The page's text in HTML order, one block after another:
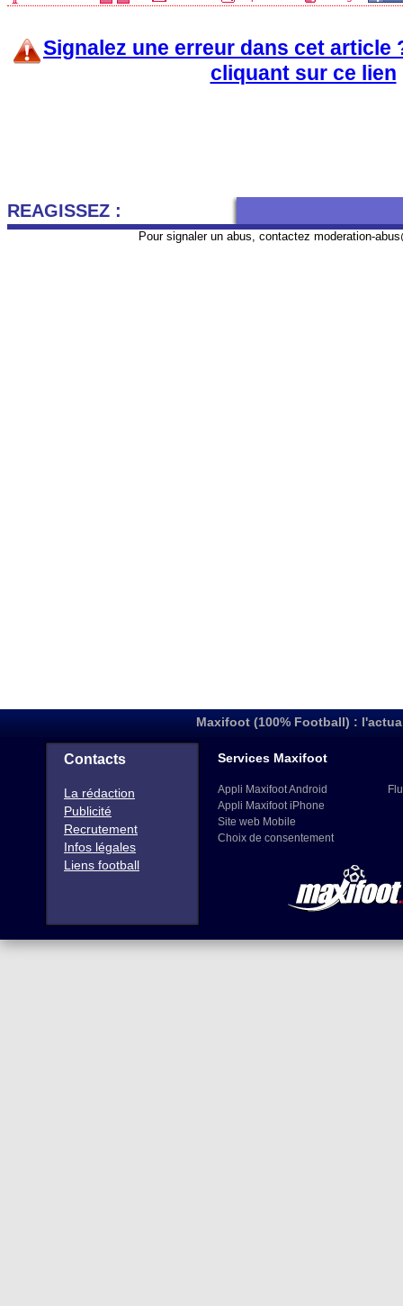
Signalez une erreur dans cet article
cliquant sur ce lien
REAGISSEZ :
Pour signaler un abus, contactez moderation-
Maxifoot (100% Football) :
Contacts
La rédaction
Publicité
Recrutement
Infos légales
Liens football
Services Maxifoot
Appli Maxifoot Android
Appli Maxifoot iPhone
Site web Mobile
Choix de consentement